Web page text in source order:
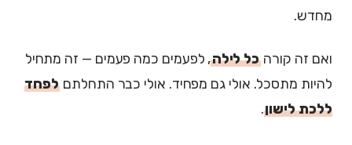
מחדש.
ואם זה קורהכל לילה, לפעמים כמה פעמים — זה מתחיל
להיות מתסכל. אולי גם מפחיד. אולי כבר התחלתם לפחד
ללכת לישון.